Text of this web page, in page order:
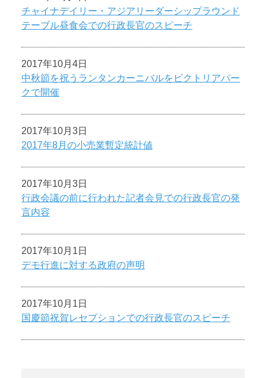
チャイナデイリー・アジアリーダーシップラウンド
テーブル昼食会での行政長官のスピーチ
2017年10月4日
中秋節を祝うランタンカーニバルをビクトリアパー
クで開催
2017年10月3日
2017年8月の小売業暫定統計値
2017年10月3日
行政会議の前に行われた記者会見での行政長官の発
言内容
2017年10月1日
デモ行進に対する政府の声明
2017年10月1日
国慶節祝賀レセプションでの行政長官のスピーチ